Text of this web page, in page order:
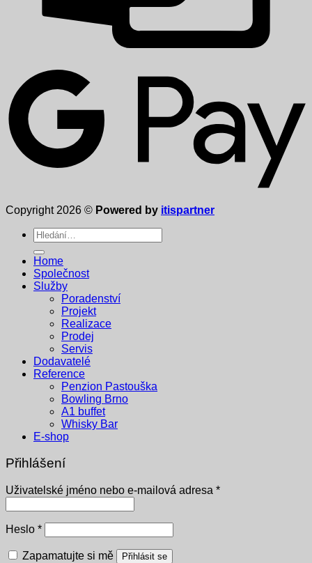
Copyright 2026 © Powered by itispartner
Hledat:
Home
Společnost
Služby
Poradenství
Projekt
Realizace
Prodej
Servis
Dodavatelé
Reference
Penzion Pastouška
Bowling Brno
A1 buffet
Whisky Bar
E-shop
Přihlášení
Uživatelské jméno nebo e-mailová adresa *Povinné
Heslo *Povinné
Zapamatujte si mě Přihlásit se